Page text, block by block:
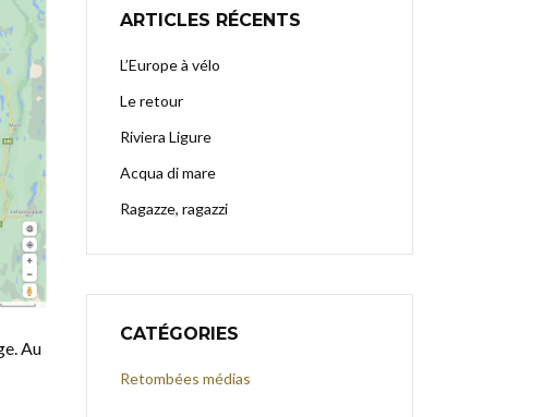
Au
ARTICLES RÉCENTS
L’Europe à vélo
Le retour
Riviera Ligure
Acqua di mare
Ragazze, ragazzi
CATÉGORIES
Retombées médias